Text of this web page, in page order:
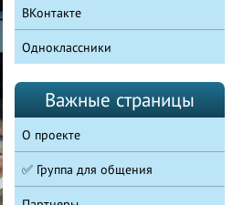
ВКонтакте
Одноклассники
Важные страницы
О проекте
✅ Группа для общения